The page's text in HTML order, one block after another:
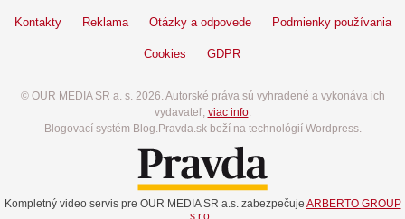
Kontakty Reklama Otázky a odpovede Podmienky používania
Cookies GDPR
© OUR MEDIA SR a. s. 2026. Autorské práva sú vyhradené a vykonáva ich
vydavateľ, viac info.
Blogovací systém Blog.Pravda.sk beží na technológií Wordpress.
Kompletný video servis pre OUR MEDIA SR a.s. zabezpečuje ARBERTO GROUP
s.r.o.